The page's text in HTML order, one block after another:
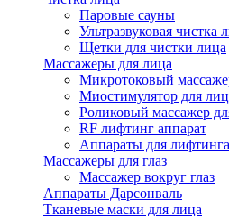
Паровые сауны
Ультразвуковая чистка
Щетки для чистки лица
Массажеры для лица
Микротоковый
Миостимулятор для
Роликовый массажер
RF лифтинг аппарат
Аппараты для
Массажеры для глаз
Массажер вокруг глаз
Аппараты Дарсонваль
Тканевые маски для лица